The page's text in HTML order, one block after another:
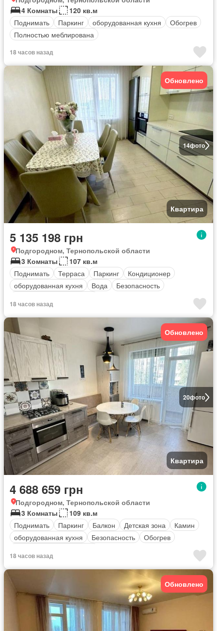
4 Комнаты
120 кв.м
Поднимать
Паркинг оборудованная кухня
Обогрев
Полностью меблирована
18 часов назад
14фото
Обновлено
Квартира
5 135 198 грн
Подгородном, Тернопольской области
3 Комнаты
107 кв.м
Поднимать
Терраса Паркинг
Кондиционер
оборудованная кухня
Вода
Безопасность
18 часов назад
20фото
Обновлено
Квартира
4 688 659 грн
Подгородном, Тернопольской области
3 Комнаты
109 кв.м
Поднимать
Паркинг Балкон Детская зона
Камин
оборудованная кухня
Безопасность
Обогрев
18 часов назад
Обновлено